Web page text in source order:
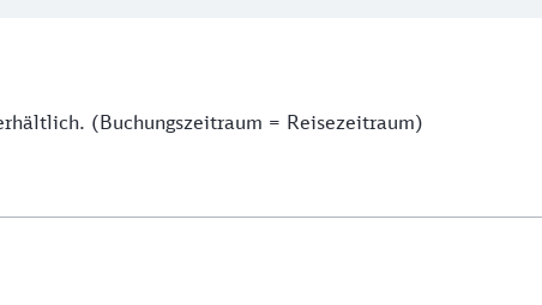
(Buchungszeitraum = Reisezeitraum)